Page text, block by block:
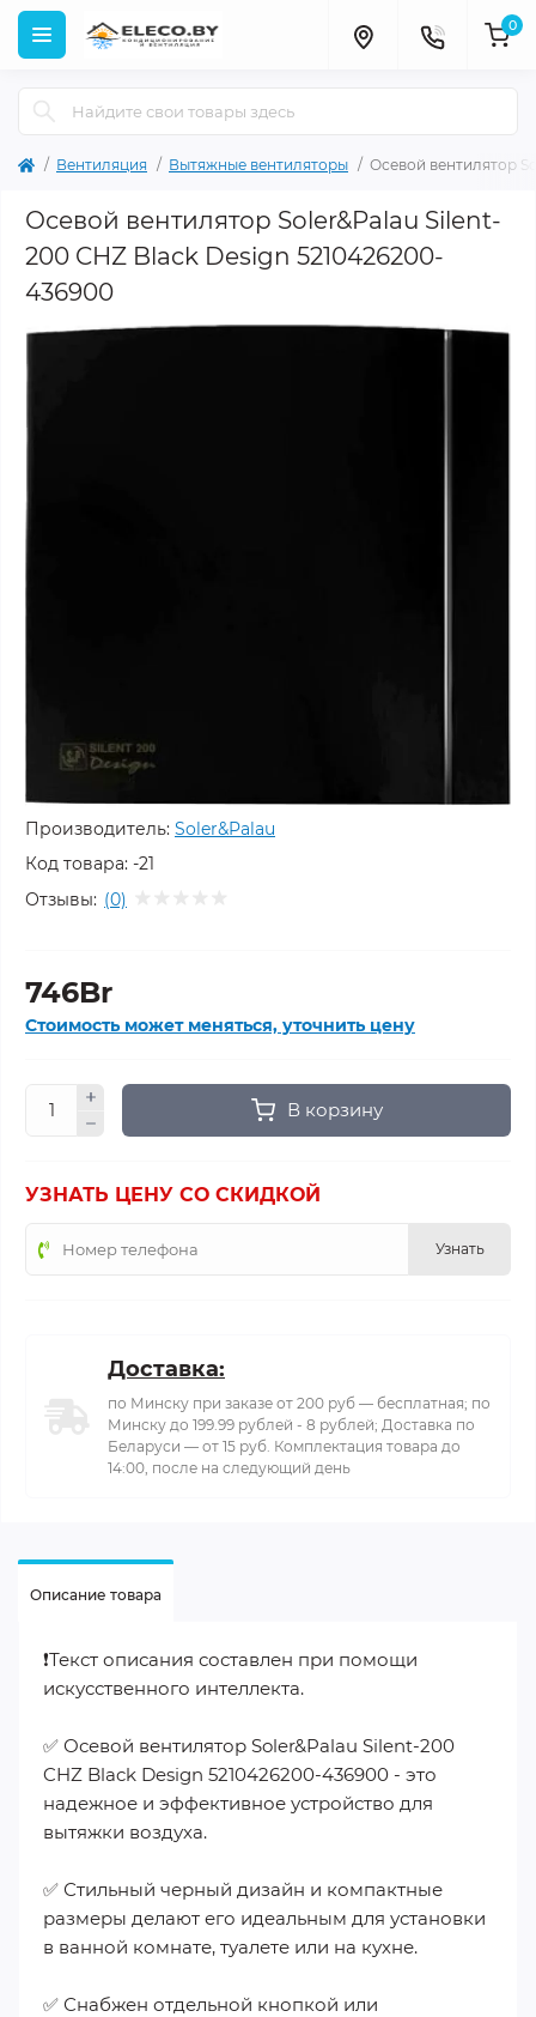
0
Вентиляция Вытяжные вентиляторы Осевой вентилятор
Осевой вентилятор Soler&Palau Silent-
200 CHZ Black Design 5210426200-
436900
Производитель: Soler&Palau
Код товара: -21
Отзывы: (0)
746Br
Стоимость может меняться, уточнить цену
В корзину
УЗНАТЬ ЦЕНУ СО СКИДКОЙ
Узнать
Доставка:
по Минску при заказе от 200 руб — бесплатная; по
Минску до 199.99 рублей - 8 рублей; Доставка по
Беларуси — от 15 руб. Комплектация товара до
14:00, после на следующий день
Описание товара
❗️Текст описания составлен при помощи
искусственного интеллекта.
✅ Осевой вентилятор Soler&Palau Silent-200
CHZ Black Design 5210426200-436900 - это
надежное и эффективное устройство для
вытяжки воздуха.
✅ Стильный черный дизайн и компактные
размеры делают его идеальным для установки
в ванной комнате, туалете или на кухне.
✅ Снабжен отдельной кнопкой или